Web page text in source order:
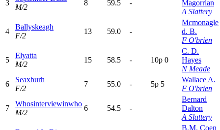
3
M/2
8 59.5 -
Magorrian
A Slattery
4
Ballyskeagh
F/2
13 59.0 -
Mcmonagle
d. B.
F O'brien
5
Elyatta
M/2
15 58.5 - 10p 0
C. D.
Hayes
N Meade
6
Seaxburh
F/2
7 55.0 - 5p 5
Wallace A.
F O'brien
7
Whosinterviewinwho
M/2
6 54.5 -
Bernard
Dalton
A Slattery
B.M. Coen